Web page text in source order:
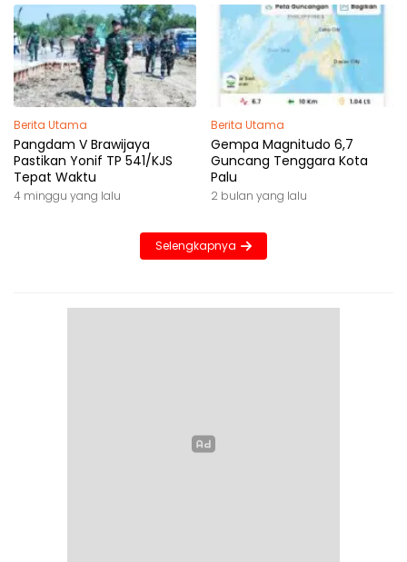
Berita Utama
Pangdam V Brawijaya
Pastikan Yonif TP 541/KJS
Tepat Waktu
4 minggu yang lalu
Berita Utama
Gempa Magnitudo 6,7
Guncang Tenggara Kota
Palu
2 bulan yang lalu
Selengkapnya